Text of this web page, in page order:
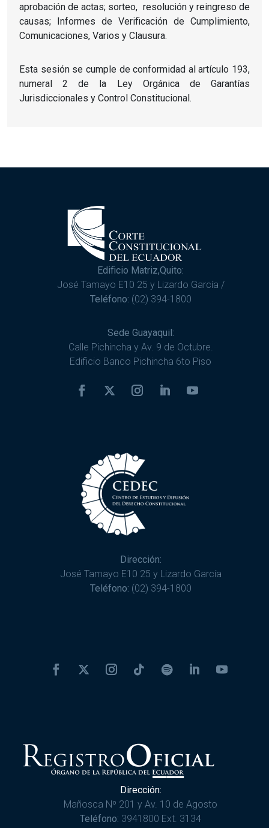
aprobación de actas; sorteo, resolución y reingreso de
causas; Informes de Verificación de Cumplimiento,
Comunicaciones, Varios y Clausura.
Esta sesión se cumple de conformidad al artículo 193,
numeral 2 de la Ley Orgánica de Garantías
Jurisdiccionales y Control Constitucional.
Edificio Matriz,Quito:
José Tamayo E10 25 y Lizardo García /
Teléfono: (02) 394-1800
Sede Guayaquil:
Calle Pichincha y Av. 9 de Octubre.
Edificio Banco Pichincha 6to Piso
Dirección:
José Tamayo E10 25 y Lizardo García
Teléfono: (02) 394-1800
Dirección:
Mañosca Nº 201 y Av. 10 de Agosto
Teléfono: 3941800 Ext. 3134